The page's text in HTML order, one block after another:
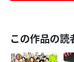
この作品の